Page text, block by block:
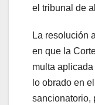
el tribunal de
La resolución
en que la
multa
lo obrado en
sancionatorio,